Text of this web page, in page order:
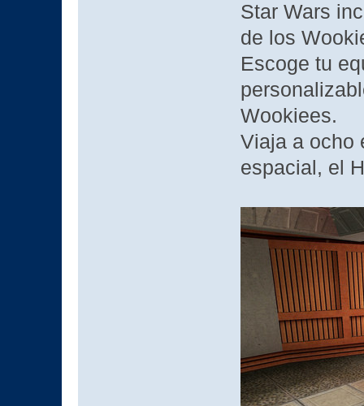
Star Wars
de los
Escoge tu
Wookiees.
Viaja a ocho
espacial, el